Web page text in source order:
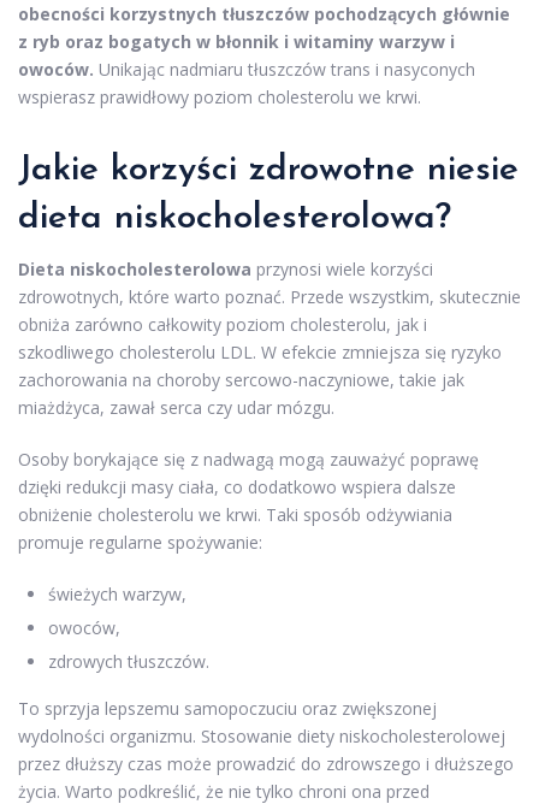
obecności korzystnych tłuszczów pochodzących głównie
z ryb oraz bogatych w błonnik i witaminy warzyw i
owoców. Unikając nadmiaru tłuszczów trans i nasyconych
wspierasz prawidłowy poziom cholesterolu we krwi.
Jakie korzyści zdrowotne niesie
dieta niskocholesterolowa?
Dieta niskocholesterolowa przynosi wiele korzyści
zdrowotnych, które warto poznać. Przede wszystkim, skutecznie
obniża zarówno całkowity poziom cholesterolu, jak i
szkodliwego cholesterolu LDL. W efekcie zmniejsza się ryzyko
zachorowania na choroby sercowo-naczyniowe, takie jak
miażdżyca, zawał serca czy udar mózgu.
Osoby borykające się z nadwagą mogą zauważyć poprawę
dzięki redukcji masy ciała, co dodatkowo wspiera dalsze
obniżenie cholesterolu we krwi. Taki sposób odżywiania
promuje regularne spożywanie:
świeżych warzyw,
owoców,
zdrowych tłuszczów.
To sprzyja lepszemu samopoczuciu oraz zwiększonej
wydolności organizmu. Stosowanie diety niskocholesterolowej
przez dłuższy czas może prowadzić do zdrowszego i dłuższego
życia. Warto podkreślić, że nie tylko chroni ona przed